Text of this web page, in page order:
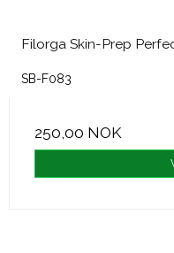
Filorga Skin-Prep
SB-F083
250,00 NOK